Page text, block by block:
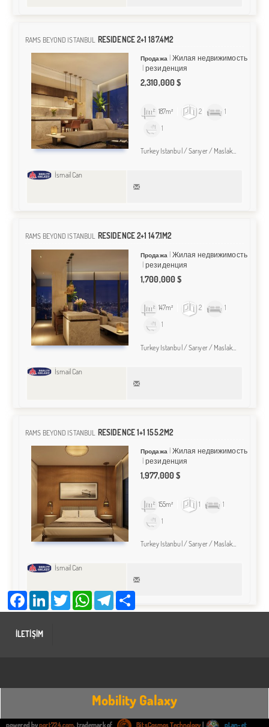
RAMS BEYOND ISTANBUL RESIDENCE 2+1 187.4M2
Продажа
Жилая недвижимость
резиденция
2,310,000 $
187m² 2
1
1
Turkey Istanbul / Sarıyer/ Maslak
İsmail Can
RAMS BEYOND ISTANBUL RESIDENCE 2+1 147.1M2
Продажа
Жилая недвижимость
резиденция
1,700,000 $
147m² 2
1
1
Turkey Istanbul / Sarıyer/ Maslak
İsmail Can
RAMS BEYOND ISTANBUL RESIDENCE 1+1 155.2M2
Продажа
Жилая недвижимость
резиденция
1,977,000 $
155m² 1
1
1
Turkey Istanbul / Sarıyer/ Maslak
İsmail Can
İLETİŞİM
Facebook LinkedIn Twitter WhatsApp Telegram
Mobility Galaxy
powered byport724.com, trademark of BitsCosmos Technology pLan-et